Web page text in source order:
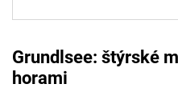
Grundlsee: štýrské
horami